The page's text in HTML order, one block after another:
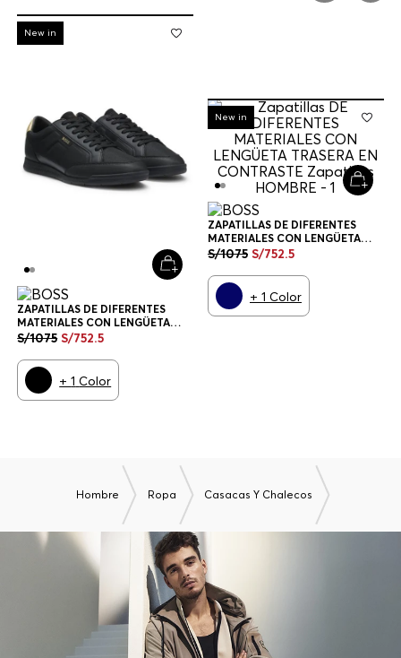
-30%
New in
ZAPATILLAS DE DIFERENTES
MATERIALES CON LENGÜETA
TRASERA EN CONTRASTE
ZAPATILLAS HOMBRE
S/1075 S/752.5
+1 Color
-30%
New in
ZAPATILLAS DE DIFERENTES
MATERIALES CON LENGÜETA
TRASERA EN CONTRASTE
S/1075 S/752.5
+ 1 Color
Hombre Ropa Casacas Y Chalecos